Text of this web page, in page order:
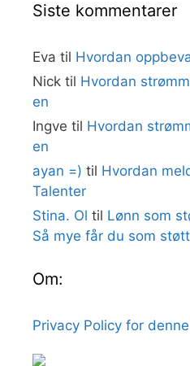
Siste kommentarer
Eva til Hvordan
Nick til Hvordan
en
Ingve til Hvordan
en
ayan =) til Hvordan
Talenter
Stina. Ol til Lønn som
Så mye får du som
Om:
Privacy Policy for